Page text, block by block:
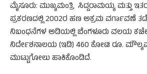
ಮೈಸೂರು: ಮುಖ್ಯಮಂತ್ರಿ ಸಿದ್ದರಾಮಯ್ಯ ಮತ್ತು
ಪ್ರಕರಣದಲ್ಲಿ 2002ರ ಹಣ ಅಕ್ರಮ ವರ್ಗಾವಣೆ
ನಿಬಂಧನೆಗಳ ಅಡಿಯಲ್ಲಿ ಬೆಂಗಳೂರು ವಲಯ
ನಿರ್ದೇಶನಾಲಯ (ಇಡಿ) 460 ಕೋಟಿ ರೂ.
ಮುಟ್ಟುಗೋಲು ಹಾಕಿಕೊಂಡಿದೆ.